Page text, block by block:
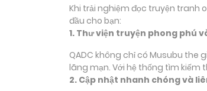
Khi trải nghiệm đọc truyện tranh
đầu cho bạn:
1. Thư viện truyện phong phú
QADC không chỉ có Musubu the
lãng mạn. Với hệ thống tìm kiếm
2. Cập nhật nhanh chóng và